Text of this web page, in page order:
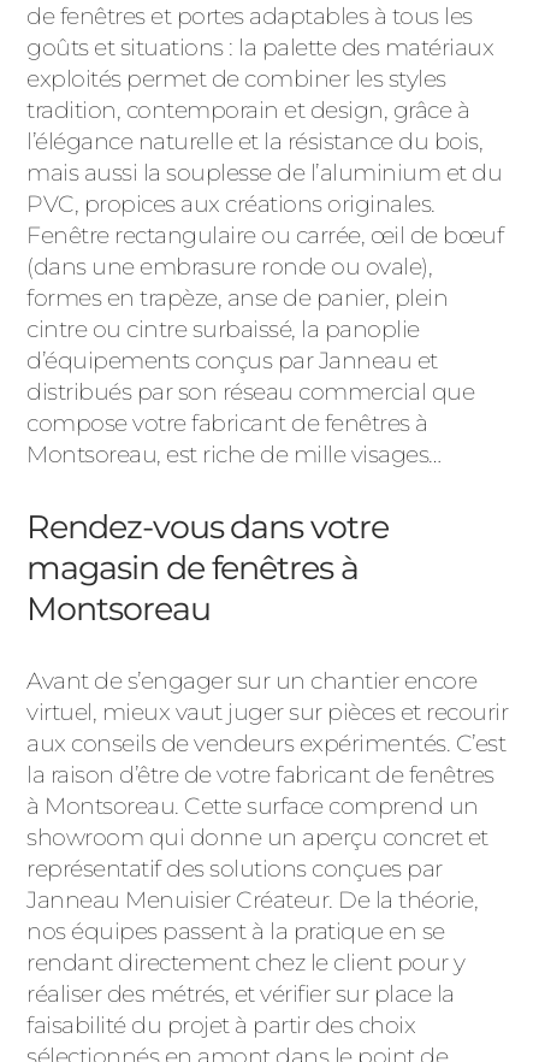
de fenêtres et portes adaptables à tous les
goûts et situations : la palette des matériaux
exploités permet de combiner les styles
tradition, contemporain et design, grâce à
l’élégance naturelle et la résistance du bois,
mais aussi la souplesse de l’aluminium et du
PVC, propices aux créations originales.
Fenêtre rectangulaire ou carrée, œil de bœuf
(dans une embrasure ronde ou ovale),
formes en trapèze, anse de panier, plein
cintre ou cintre surbaissé, la panoplie
d’équipements conçus par Janneau et
distribués par son réseau commercial que
compose votre fabricant de fenêtres à
Montsoreau, est riche de mille visages…
Rendez-vous dans votre
magasin de fenêtres à
Montsoreau
Avant de s’engager sur un chantier encore
virtuel, mieux vaut juger sur pièces et recourir
aux conseils de vendeurs expérimentés. C’est
la raison d’être de votre fabricant de fenêtres
à Montsoreau. Cette surface comprend un
showroom qui donne un aperçu concret et
représentatif des solutions conçues par
Janneau Menuisier Créateur. De la théorie,
nos équipes passent à la pratique en se
rendant directement chez le client pour y
réaliser des métrés, et vérifier sur place la
faisabilité du projet à partir des choix